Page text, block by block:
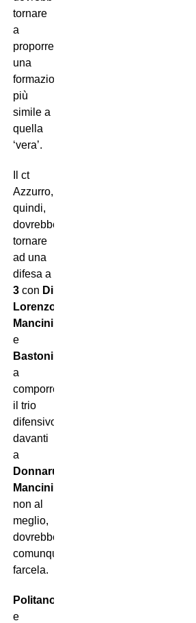
tornare
a
proporre
una
formazione
più
simile a
quella
‘vera’.
Il ct
Azzurro,
quindi,
dovrebbe
tornare
ad una
difesa a
3 con Di
Lorenzo
Mancini
e
Bastoni
a
comporre
il trio
difensivo
davanti
a
Donnarumma
Mancini,
non al
meglio,
dovrebbe
comunque
farcela.
Politano
e